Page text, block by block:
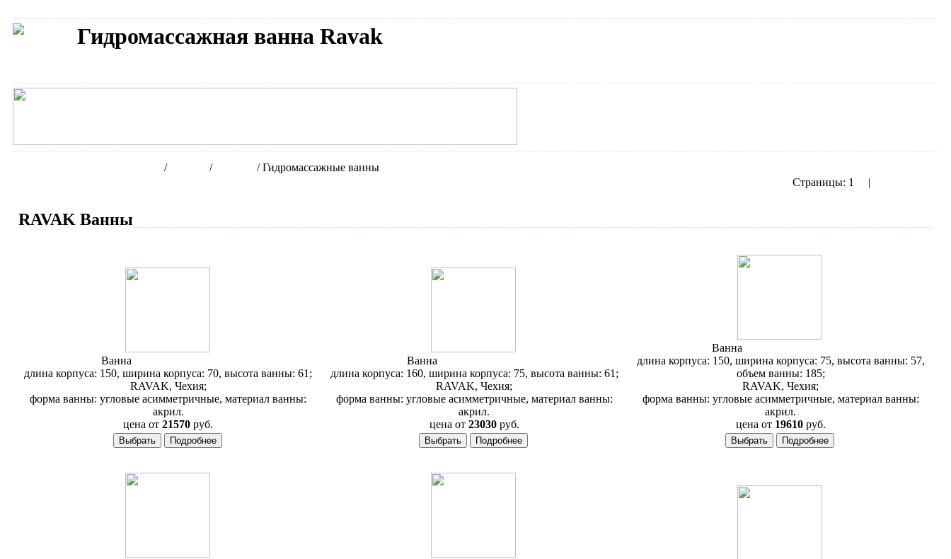
Гидромассажная ванна Ravak
/ / /Гидромассажные ванны
Страницы: 1 |
RAVAK Ванны
Ванна
длина корпуса: 150, ширина корпуса: 70, высота ванны: 61;
RAVAK, Чехия;
форма ванны: угловые асимметричные, материал ванны:
акрил.
цена от 21570 руб.
Ванна
длина корпуса: 160, ширина корпуса: 75, высота ванны: 61;
RAVAK, Чехия;
форма ванны: угловые асимметричные, материал ванны:
акрил.
цена от23030 руб.
Ванна
длина корпуса: 150, ширина корпуса: 75, высота ванны: 57,
объем ванны: 185;
RAVAK, Чехия;
форма ванны: угловые асимметричные, материал ванны:
акрил.
цена от19610 руб.